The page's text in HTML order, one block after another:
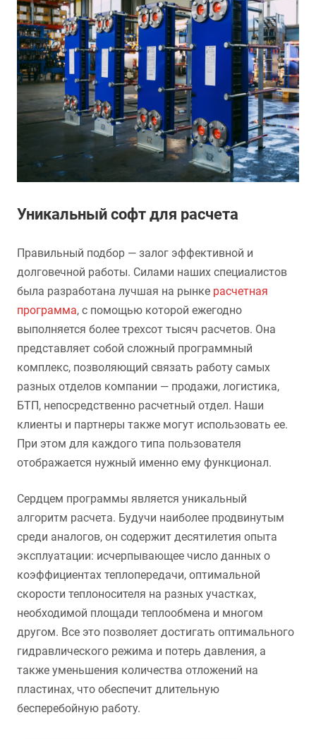
Уникальный софт для расчета
Правильный подбор — залог эффективной и
долговечной работы. Силами наших специалистов
была разработана лучшая на рынке расчетная
программа, с помощью которой ежегодно
выполняется более трехсот тысяч расчетов. Она
представляет собой сложный программный
комплекс, позволяющий связать работу самых
разных отделов компании — продажи, логистика,
БТП, непосредственно расчетный отдел. Наши
клиенты и партнеры также могут использовать ее.
При этом для каждого типа пользователя
отображается нужный именно ему функционал.
Сердцем программы является уникальный
алгоритм расчета. Будучи наиболее продвинутым
среди аналогов, он содержит десятилетия опыта
эксплуатации: исчерпывающее число данных о
коэффициентах теплопередачи, оптимальной
скорости теплоносителя на разных участках,
необходимой площади теплообмена и многом
другом. Все это позволяет достигать оптимального
гидравлического режима и потерь давления, а
также уменьшения количества отложений на
пластинах, что обеспечит длительную
бесперебойную работу.